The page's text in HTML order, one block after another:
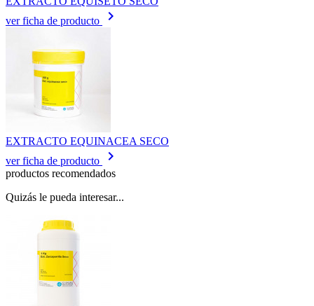
ver ficha de producto
keyboard_arrow_right
EXTRACTO EQUINACEA SECO
ver ficha de producto
keyboard_arrow_right
productos recomendados
Quizás le pueda interesar...